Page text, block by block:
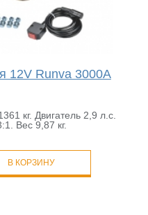
12V Runva 3000A
кг. Двигатель 2,9 л.с.
Вес 9,87 кг.
В КОРЗИНУ